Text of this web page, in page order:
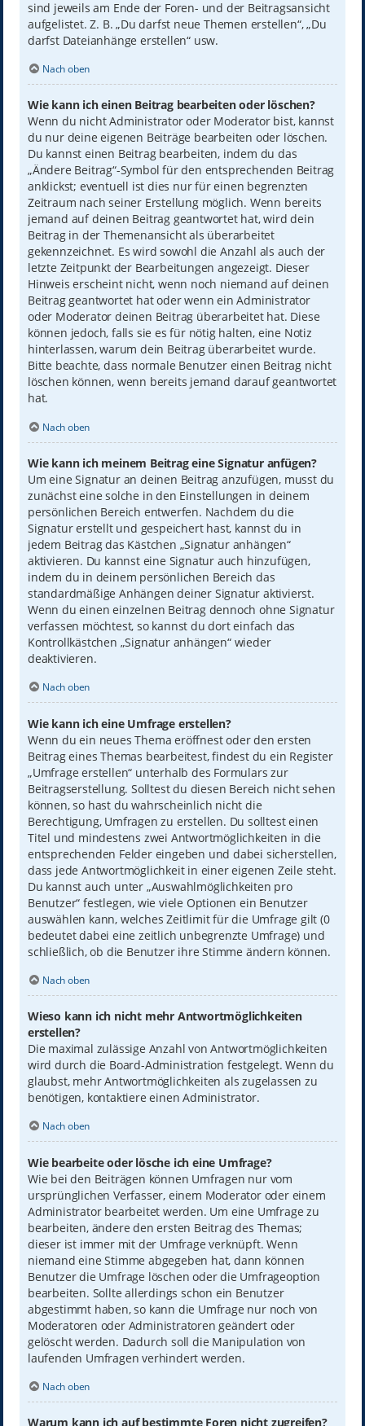
sind jeweils am Ende der Foren- und der Beitragsansicht
aufgelistet. Z. B. „Du darfst neue Themen erstellen“, „Du
darfst Dateianhänge erstellen“ usw.
Nach oben
Wie kann ich einen Beitrag bearbeiten oder löschen?
Wenn du nicht Administrator oder Moderator bist, kannst
du nur deine eigenen Beiträge bearbeiten oder löschen.
Du kannst einen Beitrag bearbeiten, indem du das
„Ändere Beitrag“-Symbol für den entsprechenden Beitrag
anklickst; eventuell ist dies nur für einen begrenzten
Zeitraum nach seiner Erstellung möglich. Wenn bereits
jemand auf deinen Beitrag geantwortet hat, wird dein
Beitrag in der Themenansicht als überarbeitet
gekennzeichnet. Es wird sowohl die Anzahl als auch der
letzte Zeitpunkt der Bearbeitungen angezeigt. Dieser
Hinweis erscheint nicht, wenn noch niemand auf deinen
Beitrag geantwortet hat oder wenn ein Administrator
oder Moderator deinen Beitrag überarbeitet hat. Diese
können jedoch, falls sie es für nötig halten, eine Notiz
hinterlassen, warum dein Beitrag überarbeitet wurde.
Bitte beachte, dass normale Benutzer einen Beitrag nicht
löschen können, wenn bereits jemand darauf geantwortet
hat.
Nach oben
Wie kann ich meinem Beitrag eine Signatur anfügen?
Um eine Signatur an deinen Beitrag anzufügen, musst du
zunächst eine solche in den Einstellungen in deinem
persönlichen Bereich entwerfen. Nachdem du die
Signatur erstellt und gespeichert hast, kannst du in
jedem Beitrag das Kästchen „Signatur anhängen“
aktivieren. Du kannst eine Signatur auch hinzufügen,
indem du in deinem persönlichen Bereich das
standardmäßige Anhängen deiner Signatur aktivierst.
Wenn du einen einzelnen Beitrag dennoch ohne Signatur
verfassen möchtest, so kannst du dort einfach das
Kontrollkästchen „Signatur anhängen“ wieder
deaktivieren.
Nach oben
Wie kann ich eine Umfrage erstellen?
Wenn du ein neues Thema eröffnest oder den ersten
Beitrag eines Themas bearbeitest, findest du ein Register
„Umfrage erstellen“ unterhalb des Formulars zur
Beitragserstellung. Solltest du diesen Bereich nicht sehen
können, so hast du wahrscheinlich nicht die
Berechtigung, Umfragen zu erstellen. Du solltest einen
Titel und mindestens zwei Antwortmöglichkeiten in die
entsprechenden Felder eingeben und dabei sicherstellen,
dass jede Antwortmöglichkeit in einer eigenen Zeile steht.
Du kannst auch unter „Auswahlmöglichkeiten pro
Benutzer“ festlegen, wie viele Optionen ein Benutzer
auswählen kann, welches Zeitlimit für die Umfrage gilt (0
bedeutet dabei eine zeitlich unbegrenzte Umfrage) und
schließlich, ob die Benutzer ihre Stimme ändern können.
Nach oben
Wieso kann ich nicht mehr Antwortmöglichkeiten
erstellen?
Die maximal zulässige Anzahl von Antwortmöglichkeiten
wird durch die Board-Administration festgelegt. Wenn du
glaubst, mehr Antwortmöglichkeiten als zugelassen zu
benötigen, kontaktiere einen Administrator.
Nach oben
Wie bearbeite oder lösche ich eine Umfrage?
Wie bei den Beiträgen können Umfragen nur vom
ursprünglichen Verfasser, einem Moderator oder einem
Administrator bearbeitet werden. Um eine Umfrage zu
bearbeiten, ändere den ersten Beitrag des Themas;
dieser ist immer mit der Umfrage verknüpft. Wenn
niemand eine Stimme abgegeben hat, dann können
Benutzer die Umfrage löschen oder die Umfrageoption
bearbeiten. Sollte allerdings schon ein Benutzer
abgestimmt haben, so kann die Umfrage nur noch von
Moderatoren oder Administratoren geändert oder
gelöscht werden. Dadurch soll die Manipulation von
laufenden Umfragen verhindert werden.
Nach oben
Warum kann ich auf bestimmte Foren nicht zugreifen?